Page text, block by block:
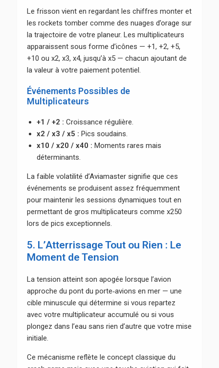
Le frisson vient en regardant les chiffres monter et
les rockets tomber comme des nuages d’orage sur
la trajectoire de votre planeur. Les multiplicateurs
apparaissent sous forme d’icônes — +1, +2, +5,
+10 ou x2, x3, x4, jusqu’à x5 — chacun ajoutant de
la valeur à votre paiement potentiel.
Événements Possibles de
Multiplicateurs
+1 / +2 : Croissance régulière.
x2 / x3 / x5 : Pics soudains.
x10 / x20 / x40 : Moments rares mais
déterminants.
La faible volatilité d’Aviamaster signifie que ces
événements se produisent assez fréquemment
pour maintenir les sessions dynamiques tout en
permettant de gros multiplicateurs comme x250
lors de pics exceptionnels.
5. L’Atterrissage Tout ou Rien : Le
Moment de Tension
La tension atteint son apogée lorsque l’avion
approche du pont du porte‑avions en mer — une
cible minuscule qui détermine si vous repartez
avec votre multiplicateur accumulé ou si vous
plongez dans l’eau sans rien d’autre que votre mise
initiale.
Ce mécanisme reflète le concept classique du